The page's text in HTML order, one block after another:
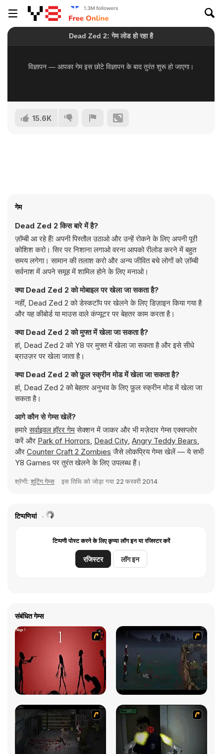
15.6K
गेम
Dead Zed 2 किस बारे में है?
ज़ॉम्बी आ रहे हैं! अपनी पिस्तौल उठाओ और उन्हें रोकने के लिए अपनी पूरी
कोशिश करो। सिर पर निशाना लगाओ वरना आपको रीलोड करने में बहुत
समय लगेगा। सामान की तलाश करो और अन्य जीवित बचे लोगों को ज़ॉम्बी
सर्वनाश में अपने समूह में शामिल होने के लिए मनाओ।
क्या Dead Zed 2 को मोबाइल पर खेला जा सकता है?
नहीं, Dead Zed 2 को डेस्कटॉप पर खेलने के लिए डिज़ाइन किया गया है
और यह कीबोर्ड या माउस वाले कंप्यूटर पर बेहतर काम करता है।
क्या Dead Zed 2 को मुफ्त में खेला जा सकता है?
हां, Dead Zed 2 को Y8 पर मुफ्त में खेला जा सकता है और इसे सीधे
ब्राउज़र पर खेला जाता है।
क्या Dead Zed 2 को फ़ुल स्क्रीन मोड में खेला जा सकता है?
हां, Dead Zed 2 को बेहतर अनुभव के लिए फ़ुल स्क्रीन मोड में खेला जा
सकता है।
आगे कौन से गेम्स खेलें?
हमारेसर्वाइवल हॉरर गेमसेक्शन में जाकर और भी मज़ेदार गेम्स एक्सप्लोर
करें और Park of Horrors, Dead City, Angry Teddy Bears,
और Counter Craft 2 Zombies जैसे लोकप्रिय गेम्स खेलें — ये सभी
Y8 Games पर तुरंत खेलने के लिए उपलब्ध हैं।
श्रेणी: शूटिंग गेम्स इस तिथि को जोड़ा गया 22 फरवरी 2014
टिप्पणियां
टिप्पणी पोस्ट करने के लिए कृप्या लॉग इन या रजिस्टर करें
रजिस्टर लॉग इन
संबंधित गेम्स